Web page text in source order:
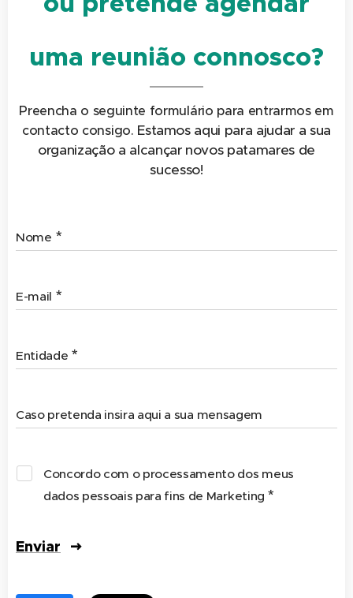
uma reunião connosco?
Preencha o seguinte formulário para entrarmos em
contacto consigo. Estamos aqui para ajudar a sua
organização a alcançar novos patamares de
sucesso!
Nome
E-mail
Entidade
Caso pretenda insira aqui a sua mensagem
Concordo com o processamento dos meus
dados pessoais para fins de Marketing
Enviar